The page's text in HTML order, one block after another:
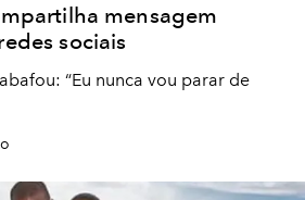
mensagem
sociais